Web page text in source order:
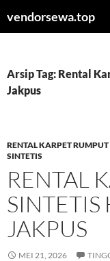
kevendorsewa.top
Arsip Tag: Rental
Jakpus
RENTAL KARPET
SINTETIS
RENTAL
SINTETIS
JAKPUS
MEI 21, 2026